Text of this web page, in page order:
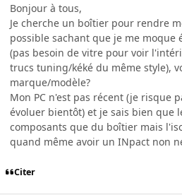
Bonjour à tous,
Je cherche un boîtier pour rendre
possible sachant que je me
(pas besoin de vitre pour voir
trucs tuning/kéké du même style),
marque/modèle?
Mon PC n'est pas récent (je risque
évoluer bientôt) et je sais bien que
composants que du boîtier mais
quand même avoir un INpact non
Citer